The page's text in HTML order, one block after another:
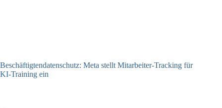
Beschäftigtendatenschutz: Meta stellt Mitarbeiter-Tracking für
KI-Training ein